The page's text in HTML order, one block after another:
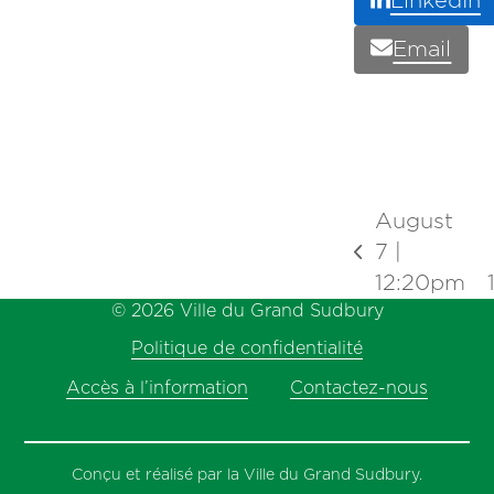
Email
previous
post:
August
7 |
12:20pm
© 2026 Ville du Grand Sudbury
Politique de confidentialité
Accès à l’information Contactez-nous
Conçu et réalisé par la Ville du Grand Sudbury.